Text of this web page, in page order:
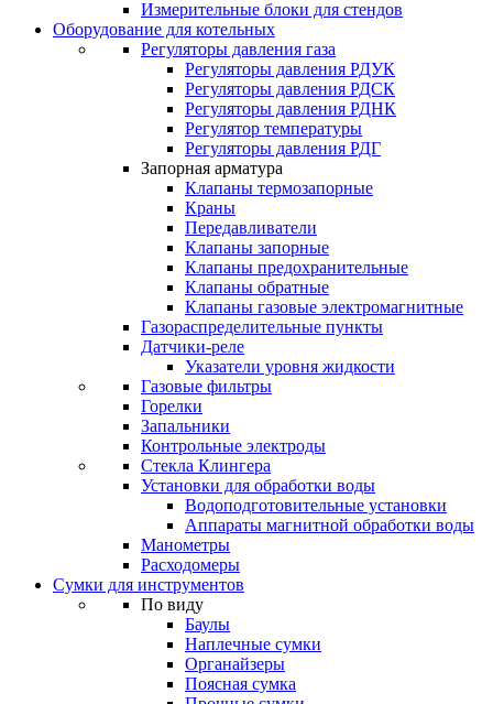
Измерительные блоки для стендов
Оборудование для котельных
Регуляторы давления газа
Регуляторы давления РДУК
Регуляторы давления РДСК
Регуляторы давления РДНК
Регулятор температуры
Регуляторы давления РДГ
Запорная арматура
Клапаны термозапорные
Краны
Передавливатели
Клапаны запорные
Клапаны предохранительные
Клапаны обратные
Клапаны газовые электромагнитные
Газораспределительные пункты
Датчики-реле
Указатели уровня жидкости
Газовые фильтры
Горелки
Запальники
Контрольные электроды
Стекла Клингера
Установки для обработки воды
Водоподготовительные установки
Аппараты магнитной обработки воды
Манометры
Расходомеры
Сумки для инструментов
По виду
Баулы
Наплечные сумки
Органайзеры
Поясная сумка